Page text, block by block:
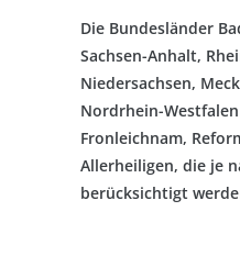
Die Bundesländer
Sachsen-Anhalt,
Niedersachsen,
Nordrhein-
Fronleichnam,
Allerheiligen, die je
berücksichtigt